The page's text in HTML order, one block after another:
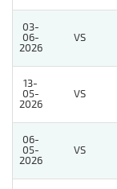
03-
06-
2026
VS
13-
05-
2026
VS
06-
05-
2026
VS